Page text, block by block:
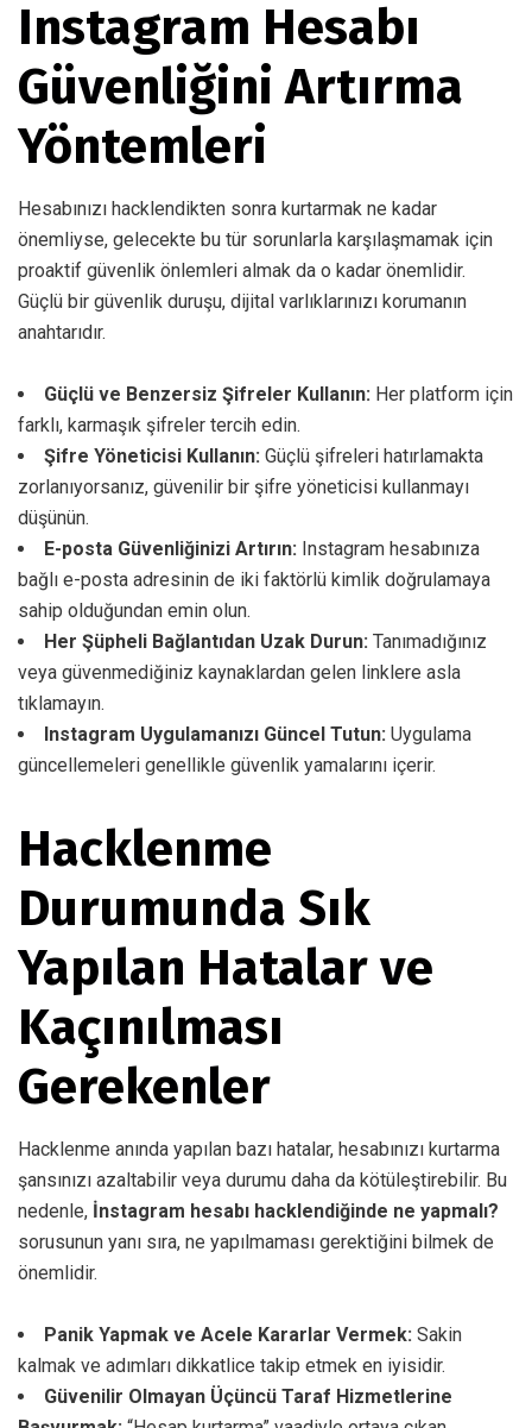
Instagram Hesabı
Güvenliğini Artırma
Yöntemleri
Hesabınızı hacklendikten sonra kurtarmak ne kadar
önemliyse, gelecekte bu tür sorunlarla karşılaşmamak için
proaktif güvenlik önlemleri almak da o kadar önemlidir.
Güçlü bir güvenlik duruşu, dijital varlıklarınızı korumanın
anahtarıdır.
Güçlü ve Benzersiz Şifreler Kullanın: Her platform için
farklı, karmaşık şifreler tercih edin.
Şifre Yöneticisi Kullanın: Güçlü şifreleri hatırlamakta
zorlanıyorsanız, güvenilir bir şifre yöneticisi kullanmayı
düşünün.
E-posta Güvenliğinizi Artırın: Instagram hesabınıza
bağlı e-posta adresinin de iki faktörlü kimlik doğrulamaya
sahip olduğundan emin olun.
Her Şüpheli Bağlantıdan Uzak Durun: Tanımadığınız
veya güvenmediğiniz kaynaklardan gelen linklere asla
tıklamayın.
Instagram Uygulamanızı Güncel Tutun: Uygulama
güncellemeleri genellikle güvenlik yamalarını içerir.
Hacklenme
Durumunda Sık
Yapılan Hatalar ve
Kaçınılması
Gerekenler
Hacklenme anında yapılan bazı hatalar, hesabınızı kurtarma
şansınızı azaltabilir veya durumu daha da kötüleştirebilir. Bu
nedenle, İnstagram hesabı hacklendiğinde ne yapmalı?
sorusunun yanı sıra, ne yapılmaması gerektiğini bilmek de
önemlidir.
Panik Yapmak ve Acele Kararlar Vermek: Sakin
kalmak ve adımları dikkatlice takip etmek en iyisidir.
Güvenilir Olmayan Üçüncü Taraf Hizmetlerine